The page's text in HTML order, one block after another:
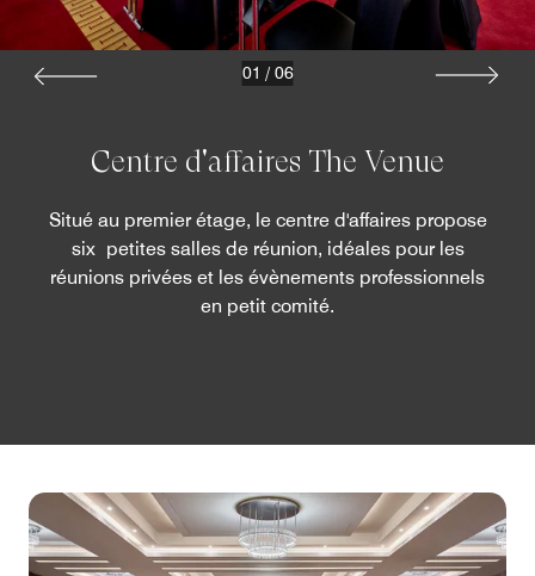
Centre d'affaires The Venue
Situé au premier étage, le centre d'affaires propose
six petites salles de réunion, idéales pour les
réunions privées et les évènements professionnels
en petit comité.
01 / 06